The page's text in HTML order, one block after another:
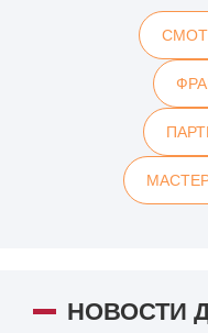
НОВОСТИ